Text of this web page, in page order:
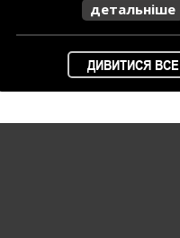
детальніше
ДИВИТИСЯ ВСЕ